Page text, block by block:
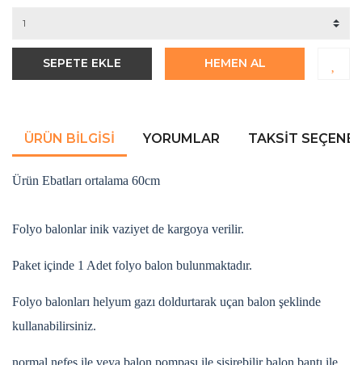
SEPETE EKLE HEMEN AL
ÜRÜN BILGISI YORUMLAR TAKSIT
Ürün Ebatları ortalama 60cm
Folyo balonlar inik vaziyet de kargoya verilir.
Paket içinde 1 Adet folyo balon bulunmaktadır.
Folyo balonları helyum gazı doldurtarak uçan balon şeklinde
kullanabilirsiniz.
normal nefes ile veya balon pompası ile şişirebilir balon bantı ile